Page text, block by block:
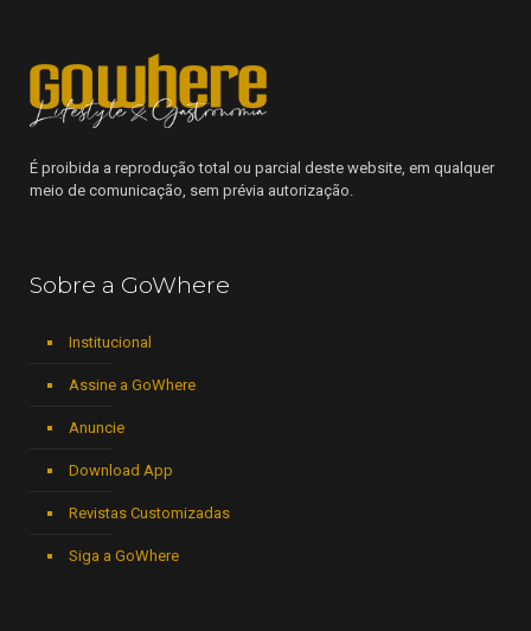
É proibida a reprodução total ou parcial deste website, em qualquer
meio de comunicação, sem prévia autorização.
Sobre a GoWhere
Institucional
Assine a GoWhere
Anuncie
Download App
Revistas Customizadas
Siga a GoWhere